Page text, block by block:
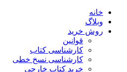
خانه
وبلاگ
روش خرید
قوانین
کارشناسی کتاب
کارشناسی نسخ خطی
خرید کتاب خارجی